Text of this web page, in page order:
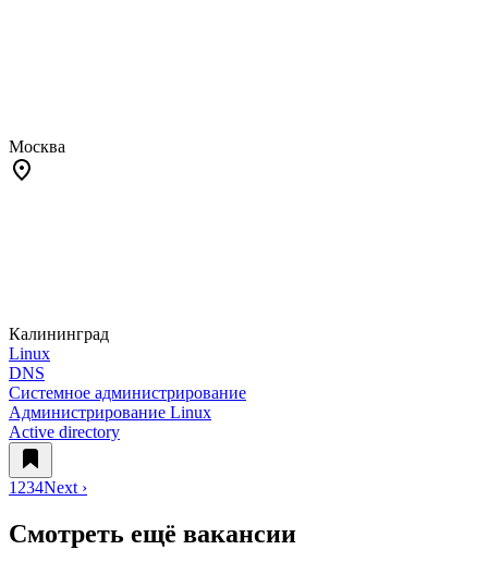
Москва
Калининград
Linux
DNS
Системное администрирование
Администрирование Linux
Active directory
1 234Next ›
Смотреть ещё вакансии